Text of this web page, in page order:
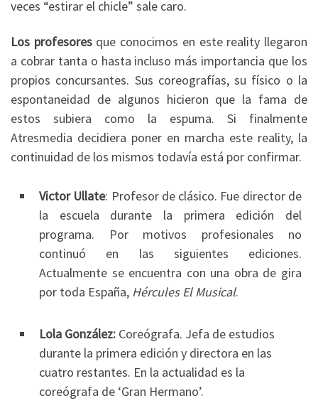
veces “estirar el chicle” sale caro.
Los profesoresque conocimos en este reality llegaron
a cobrar tanta o hasta incluso más importancia que los
propios concursantes. Sus coreografías, su físico o la
espontaneidad de algunos hicieron que la fama de
estos subiera como la espuma. Si finalmente
Atresmedia decidiera poner en marcha este reality, la
continuidad de los mismos todavía está por confirmar.
Victor Ullate: Profesor de clásico. Fue director de
la escuela durante la primera edición del
programa. Por motivos profesionales no
continuó en las siguientes ediciones.
Actualmente se encuentra con una obra de gira
por toda España, Hércules El Musical.
Lola González: Coreógrafa. Jefa de estudios
durante la primera edición y directora en las
cuatro restantes. En la actualidad es la
coreógrafa de ‘Gran Hermano’.